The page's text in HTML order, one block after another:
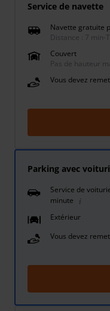
Service de navette
Navette gratuite
Distance : 7 min
Couvert
Pas de hauteur
Vous devez
Parking avec
Service de
minute
Extérieur
Vous devez